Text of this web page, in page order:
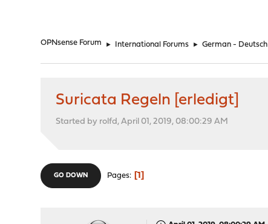
OPNsense Forum ► International Forums ► German - Deutsch
Suricata Regeln [erledigt]
Started by rolfd, April 01, 2019, 08:00:29 AM
GO DOWN Pages 1